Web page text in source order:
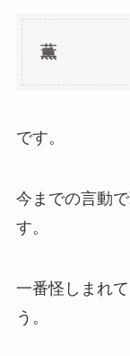
薫
です。
今までの言動
す。
一番怪しまれ
う。